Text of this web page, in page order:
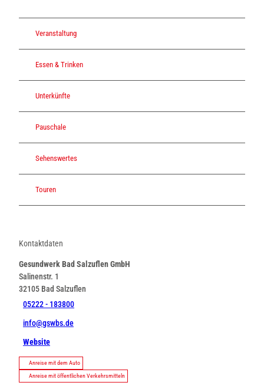
Veranstaltung
Essen & Trinken
Unterkünfte
Pauschale
Sehenswertes
Touren
Kontaktdaten
Gesundwerk Bad Salzuflen GmbH
Salinenstr. 1
32105 Bad Salzuflen
05222 - 183800
info@gswbs.de
Website
Anreise mit dem Auto
Anreise mit öffentlichen Verkehrsmitteln